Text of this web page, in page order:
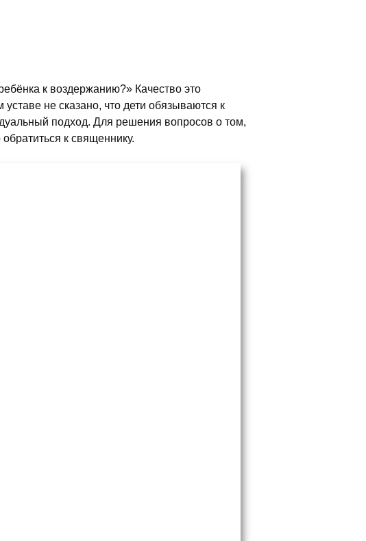
к воздержанию?» Качество это
не сказано, что дети обязываются к
подход. Для решения вопросов о том,
к священнику.